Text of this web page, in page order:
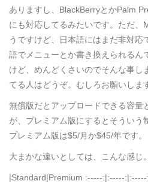
ありますし、BlackBerryとかPalm
にも対応してるみたいです。ただ、
うですけど、日本語にはまだ非対応
語でメニューとか書き換えられるん
けど、めんどくさいのでそんな事し
てる人はどうぞ。むしろお願いしま
無償版だとアップロードできる容量
が、プレミアム版にするとそういう
プレミアム版は$5/月か$45/年です。
大まかな違いとしては、こんな感じ。
|Standard|Premium :-----:|:-----